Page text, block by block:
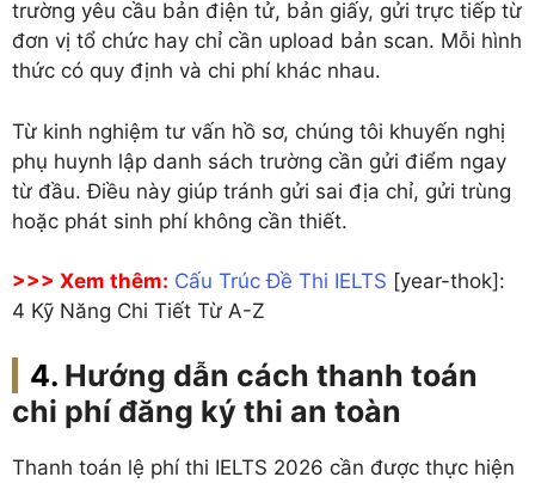
trường yêu cầu bản điện tử, bản giấy, gửi trực tiếp từ
đơn vị tổ chức hay chỉ cần upload bản scan. Mỗi hình
thức có quy định và chi phí khác nhau.
Từ kinh nghiệm tư vấn hồ sơ, chúng tôi khuyến nghị
phụ huynh lập danh sách trường cần gửi điểm ngay
từ đầu. Điều này giúp tránh gửi sai địa chỉ, gửi trùng
hoặc phát sinh phí không cần thiết.
>>> Xem thêm: Cấu Trúc Đề Thi IELTS [year-thok]:
4 Kỹ Năng Chi Tiết Từ A-Z
Hướng dẫn cách thanh toán
chi phí đăng ký thi an toàn
Thanh toán lệ phí thi IELTS 2026 cần được thực hiện